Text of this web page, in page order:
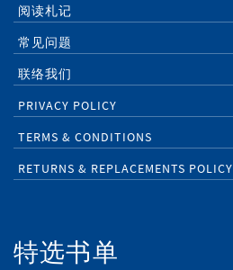
阅读札记
常见问题
联络我们
PRIVACY POLICY
TERMS & CONDITIONS
RETURNS & REPLACEMENTS POLICY
特选书单